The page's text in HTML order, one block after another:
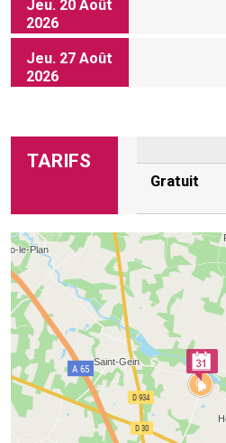
Jeu. 20 Août
2026
Jeu. 27 Août
2026
TARIFS
Gratuit